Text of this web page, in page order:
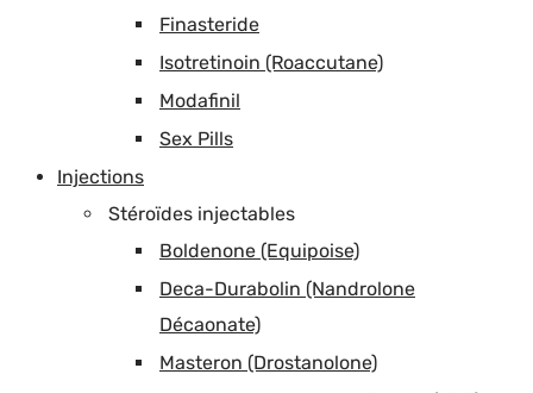
Finasteride
Isotretinoin (Roaccutane)
Modafinil
Sex Pills
Injections
Stéroïdes injectables
Boldenone (Equipoise)
Deca-Durabolin (Nandrolone
Décaonate)
Masteron (Drostanolone)